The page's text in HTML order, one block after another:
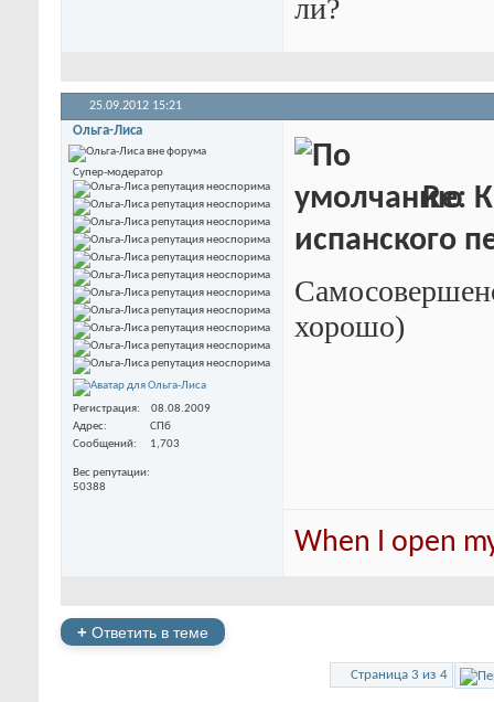
ли?
25.09.2012 15:21
Ольга-Лиса
Супер-модератор
Регистрация
08.08.2009
Адрес
СПб
Сообщений
1,703
Вес репутации
50388
Re:
испанского
хорошо)
When I open
+ Ответить в теме
Страница 3 из 4